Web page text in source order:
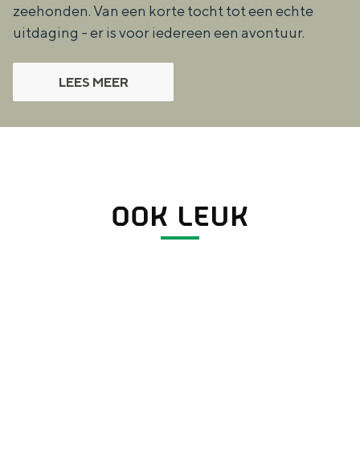
zeehonden. Van een korte tocht tot een echte
uitdaging - er is voor iedereen een avontuur.
LEES MEER
OOK LEUK